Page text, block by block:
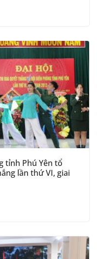
tỉnh Phú Yên tổ
lần thứ VI, giai